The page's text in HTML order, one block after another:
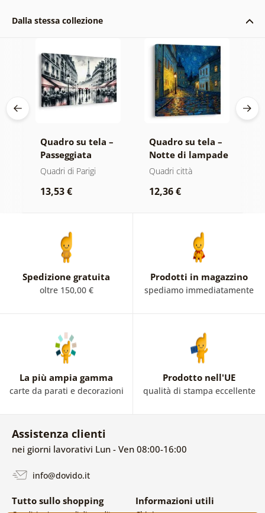
Dalla stessa collezione
Quadro su tela –
Passeggiata
serale a Parigi
Quadri di Parigi
13,53 €
Quadro su tela –
Notte di lampade
luminose
Quadri città
12,36 €
Spedizione gratuita
oltre 150,00 €
Prodotti in magazzino
spediamo immediatamente
La più ampia gamma
carte da parati e decorazioni
Prodotto nell'UE
qualità di stampa eccellente
Assistenza clienti
nei giorni lavorativi Lun - Ven 08:00-16:00
info@dovido.it
Tutto sullo shopping Informazioni utili